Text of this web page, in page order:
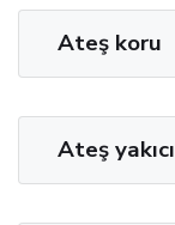
Ateş koru
Ateş yakıcı